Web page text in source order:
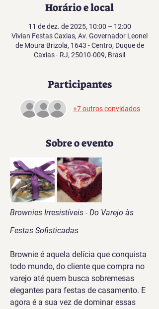
Horário e local
11 de dez. de 2025, 10:00 – 12:00
Vivian Festas Caxias, Av. Governador Leonel
de Moura Brizola, 1643 - Centro, Duque de
Caxias - RJ, 25010-009, Brasil
Participantes
+7 outros convidados
Sobre o evento
Brownies Irresistíveis - Do Varejo às
Festas Sofisticadas
Brownie é aquela delícia que conquista
todo mundo, do cliente que compra no
varejo até quem busca sobremesas
elegantes para festas de casamento. E
agora é a sua vez de dominar essas